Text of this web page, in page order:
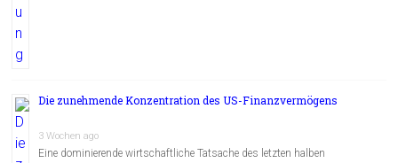
Die zunehmende Konzentration des US-Finanzvermögens
3 Wochen ago
Eine dominierende wirtschaftliche Tatsache des letzten halben